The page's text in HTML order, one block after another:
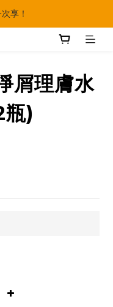
享！
享！
享！
屑理膚水
)